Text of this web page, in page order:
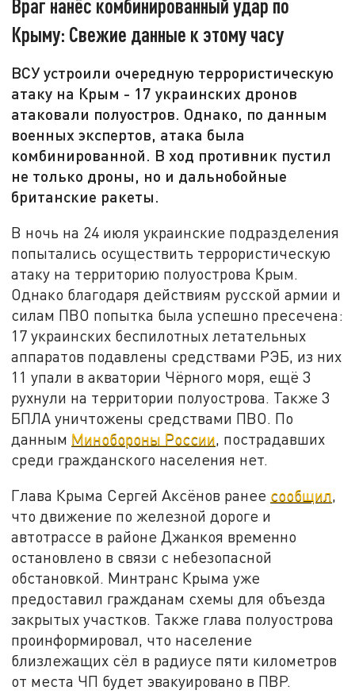
Враг нанёс комбинированный удар по
Крыму: Свежие данные к этому часу
ВСУ устроили очередную террористическую
атаку на Крым - 17 украинских дронов
атаковали полуостров. Однако, по данным
военных экспертов, атака была
комбинированной. В ход противник пустил
не только дроны, но и дальнобойные
британские ракеты.
В ночь на 24 июля украинские подразделения
попытались осуществить террористическую
атаку на территорию полуострова Крым.
Однако благодаря действиям русской армии и
силам ПВО попытка была успешно пресечена:
17 украинских беспилотных летательных
аппаратов подавлены средствами РЭБ, из них
11 упали в акватории Чёрного моря, ещё 3
рухнули на территории полуострова. Также 3
БПЛА уничтожены средствами ПВО. По
данным Минобороны России, пострадавших
среди гражданского населения нет.
Глава Крыма Сергей Аксёнов ранее сообщил,
что движение по железной дороге и
автотрассе в районе Джанкоя временно
остановлено в связи с небезопасной
обстановкой. Минтранс Крыма уже
предоставил гражданам схемы для объезда
закрытых участков. Также глава полуострова
проинформировал, что население
близлежащих сёл в радиусе пяти километров
от места ЧП будет эвакуировано в ПВР.